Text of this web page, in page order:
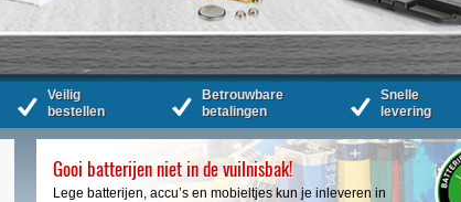
Veilig
bestellen
Betrouwbare
betalingen
Snelle
levering
Gooi batterijen niet in de vuilnisbak!
Lege batterijen, accu’s en mobieltjes kun je inleveren in